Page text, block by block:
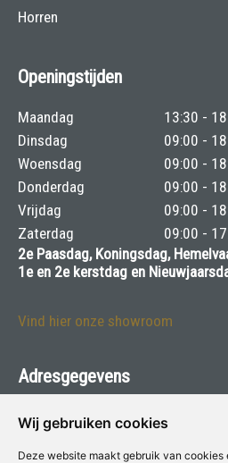
Wij gebruiken cookies
Deze website maakt gebruik van cookies
Horren
Openingstijden
Maandag
13:30 -
Dinsdag
09:00 -
Woensdag
09:00 -
Donderdag
09:00 -
Vrijdag
09:00 -
Zaterdag
09:00 -
2e Paasdag, Koningsdag,
1e en 2e kerstdag en
Vind hier onze showroom
Adresgegevens
Van Mourik Voor Verf & Wonen